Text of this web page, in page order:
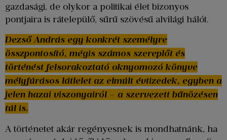
gazdasági, de olykor a politikai élet bizonyos
pontjaira is rátelepülő, sűrű szövésű alvilági hálót.
Dezső András egy konkrét személyre
összpontosító, mégis számos szereplőt és
történést felsorakoztató oknyomozó könyve
mélyfúrásos látlelet az elmúlt évtizedek, egyben a
jelen hazai viszonyairól – a szervezett bűnözésen
túl is.
A történetet akár regényesnek is mondhatnánk, ha